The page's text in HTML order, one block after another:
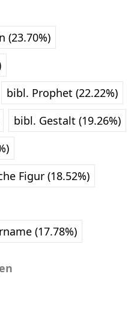
(23.70%)
bibl. Prophet (22.22%)
bibl. Gestalt (19.26%)
Figur (18.52%)
(17.78%)